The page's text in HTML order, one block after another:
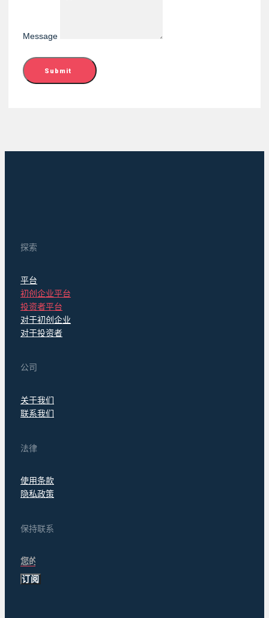
Message
Submit
探索
平台
初创企业平台
投资者平台
对于初创企业
对于投资者
公司
关于我们
联系我们
法律
使用条款
隐私政策
保持联系
订阅